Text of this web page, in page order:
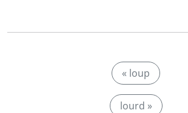
« loup
lourd »